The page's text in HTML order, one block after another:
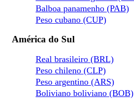
Balboa panamenho (PAB)
Peso cubano (CUP)
América do Sul
Real brasileiro (BRL)
Peso chileno (CLP)
Peso argentino (ARS)
Boliviano boliviano (BOB)